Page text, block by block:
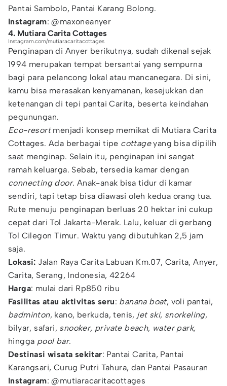
Pantai Sambolo, Pantai Karang Bolong.
Instagram: @maxoneanyer
4. Mutiara Carita Cottages
Instagram.com/mutiaracaritacottages
Penginapan di Anyer berikutnya, sudah dikenal sejak
1994 merupakan tempat bersantai yang sempurna
bagi para pelancong lokal atau mancanegara. Di sini,
kamu bisa merasakan kenyamanan, kesejukkan dan
ketenangan di tepi pantai Carita, beserta keindahan
pegunungan.
Eco-resortmenjadi konsep memikat di Mutiara Carita
Cottages. Ada berbagai tipe cottageyang bisa dipilih
saat menginap. Selain itu, penginapan ini sangat
ramah keluarga. Sebab, tersedia kamar dengan
connecting door. Anak-anak bisa tidur di kamar
sendiri, tapi tetap bisa diawasi oleh kedua orang tua.
Rute menuju penginapan berluas 20 hektar ini cukup
cepat dari Tol Jakarta-Merak. Lalu, keluar di gerbang
Tol Cilegon Timur. Waktu yang dibutuhkan 2,5 jam
saja.
Lokasi: Jalan Raya Carita Labuan Km.07, Carita, Anyer,
Carita, Serang, Indonesia, 42264
Harga: mulai dari Rp850 ribu
Fasilitas atau aktivitas seru: banana boat, voli pantai,
badminton, kano, berkuda, tenis, jet ski, snorkeling,
bilyar, safari, snooker, private beach, water park,
hingga pool bar.
Destinasi wisata sekitar: Pantai Carita, Pantai
Karangsari, Curug Putri Tahura, dan Pantai Pasauran
Instagram: @mutiaracaritacottages